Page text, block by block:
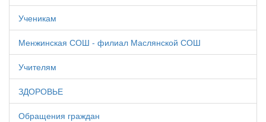
Ученикам
Менжинская СОШ - филиал Маслянской СОШ
Учителям
ЗДОРОВЬЕ
Обращения граждан